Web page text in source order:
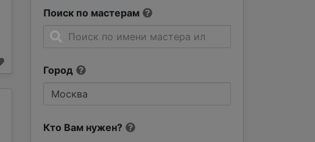
Поиск по мастерам
Город
Кто Вам нужен?